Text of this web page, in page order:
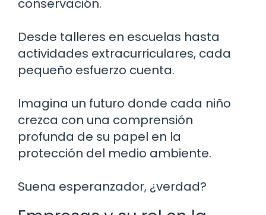
Desde talleres en escuelas hasta
actividades extracurriculares, cada
pequeño esfuerzo cuenta.
Imagina un futuro donde cada niño
crezca con una comprensión
profunda de su papel en la
protección del medio ambiente.
Suena esperanzador, ¿verdad?